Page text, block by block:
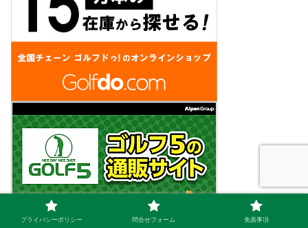
プライバシーポリシー 問合せフォーム 免責事項